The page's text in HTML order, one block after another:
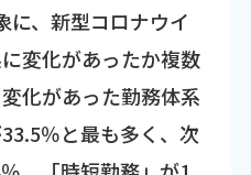
に、新型コロナウイ
変化があったか複数
化があった勤務体系
％と最も多く、次